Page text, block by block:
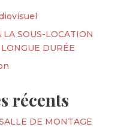
SOUS-LOCATION
DURÉE
récents
DE MONTAGE